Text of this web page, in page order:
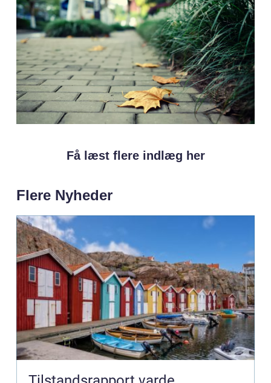
Få læst flere indlæg her
Flere Nyheder